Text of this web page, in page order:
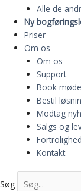
Alle de
Ny
Priser
Om os
Om os
Support
Book møde
Bestil
Modtag
Salgs og
Kontakt
Søg